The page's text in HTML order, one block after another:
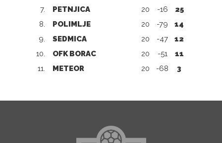
7.
PETNJICA 20 -16
25
8.
POLIMLJE 20 -79
14
9.
SEDMICA 20 -47
12
10.
OFK BORAC 20 -51
11
11.
METEOR 20 -68 3